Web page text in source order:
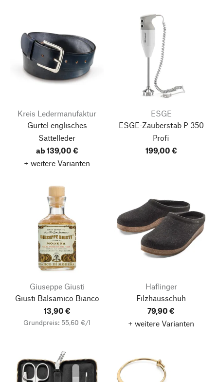
Kreis Ledermanufaktur
Gürtel englisches
Sattelleder
ab 139,00 €
+ weitere Varianten
ESGE
ESGE-Zauberstab P 350
Profi
199,00 €
Giuseppe Giusti
Giusti Balsamico Bianco
13,90 €
Grundpreis: 55,60 €/l
Haflinger
Filzhausschuh
79,90 €
+ weitere Varianten